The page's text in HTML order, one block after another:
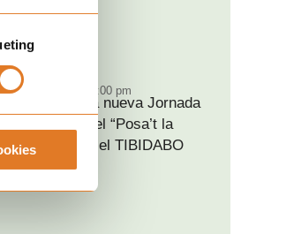
11:00 am - 06:00 pm
Vuelve una nueva Jornada
solidaria del “Posa’t la
Gorra!” en el TIBIDABO